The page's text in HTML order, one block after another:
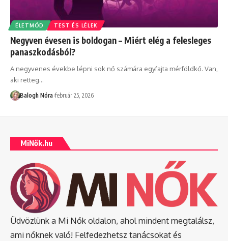
ÉLETMÓD TEST ÉS LÉLEK
Negyven évesen is boldogan – Miért elég a felesleges
panaszkodásból?
A negyvenes évekbe lépni sok nő számára egyfajta mérföldkő. Van,
aki retteg…
Balogh Nóra február 25, 2026
MiNők.hu
Üdvözlünk a Mi Nők oldalon, ahol mindent megtalálsz,
ami nőknek való! Felfedezhetsz tanácsokat és